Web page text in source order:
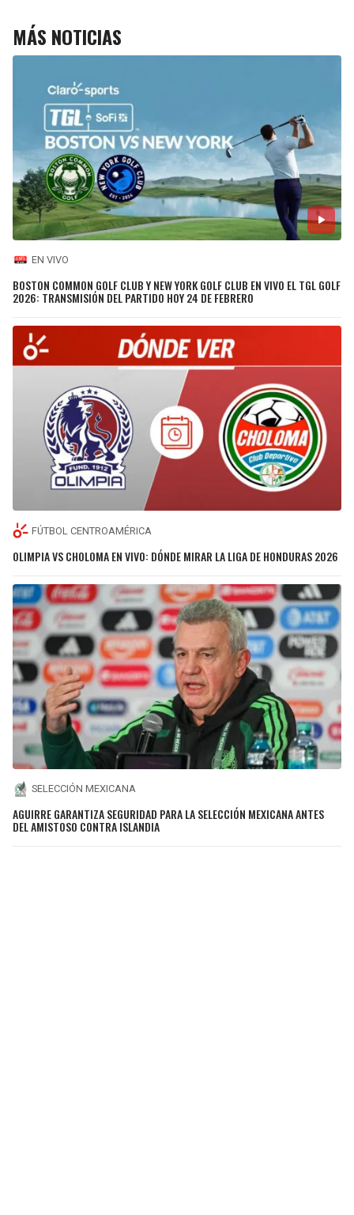
MÁS NOTICIAS
EN VIVO
BOSTON COMMON GOLF CLUB Y NEW YORK GOLF CLUB EN VIVO EL TGL GOLF
2026: TRANSMISIÓN DEL PARTIDO HOY 24 DE FEBRERO
FÚTBOL CENTROAMÉRICA
OLIMPIA VS CHOLOMA EN VIVO: DÓNDE MIRAR LA LIGA DE HONDURAS 2026
SELECCIÓN MEXICANA
AGUIRRE GARANTIZA SEGURIDAD PARA LA SELECCIÓN MEXICANA ANTES
DEL AMISTOSO CONTRA ISLANDIA